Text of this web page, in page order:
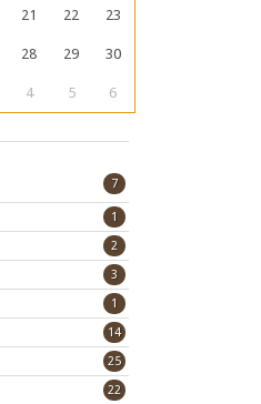
21 22 23
28 29 30
4 5 6
7
1
2
3
1
14
25
22